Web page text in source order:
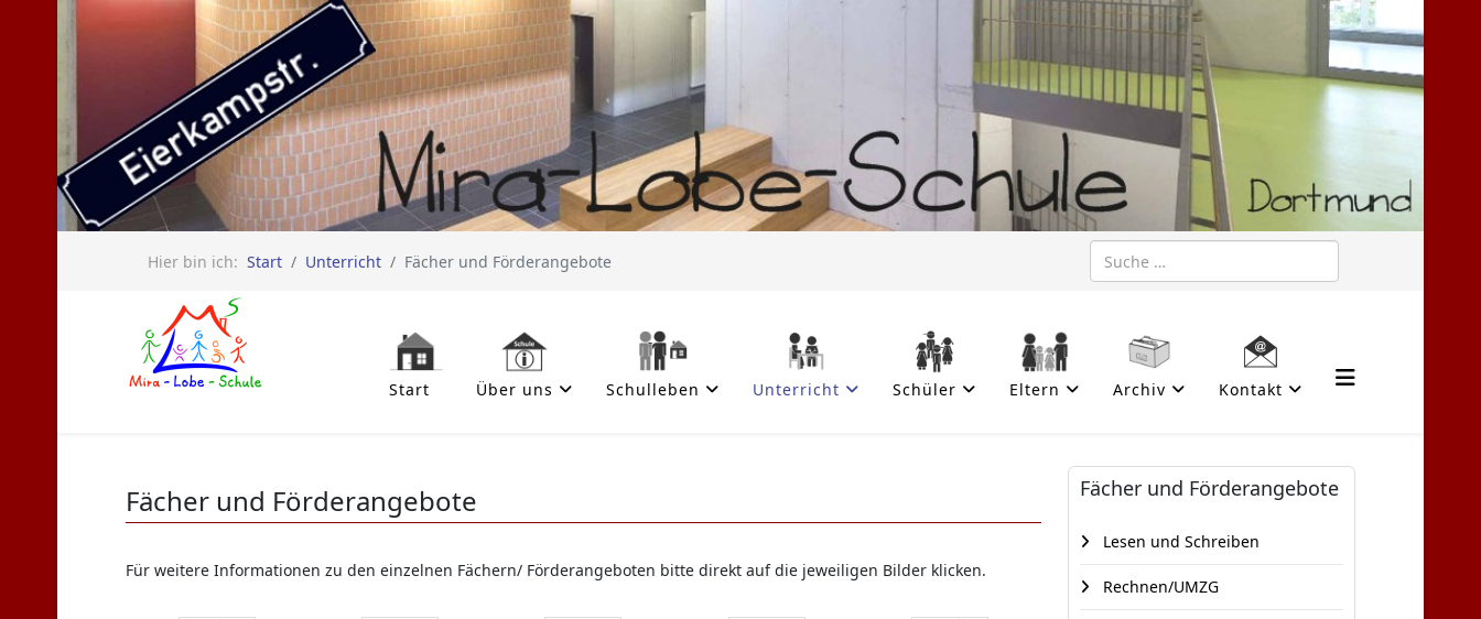
Hier bin ich: Start Unterricht Fächer und Förderangebote Suchen
Start Über uns Schulleben Unterricht Schüler Eltern Archiv Kontakt
Fächer und Förderangebote
Für weitere Informationen zu den einzelnen Fächern/ Förderangeboten bitte direkt auf die jeweiligen Bilder klicken.
Fächer und Förderangebote
Lesen und Schreiben
Rechnen/UMZG